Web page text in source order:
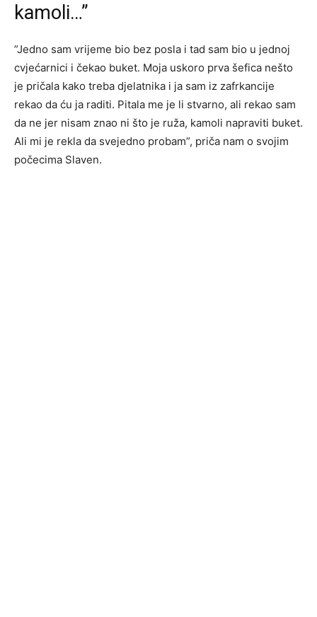
kamoli…”
”Jedno sam vrijeme bio bez posla i tad sam bio u jednoj
cvjećarnici i čekao buket. Moja uskoro prva šefica nešto
je pričala kako treba djelatnika i ja sam iz zafrkancije
rekao da ću ja raditi. Pitala me je li stvarno, ali rekao sam
da ne jer nisam znao ni što je ruža, kamoli napraviti buket.
Ali mi je rekla da svejedno probam”, priča nam o svojim
počecima Slaven.